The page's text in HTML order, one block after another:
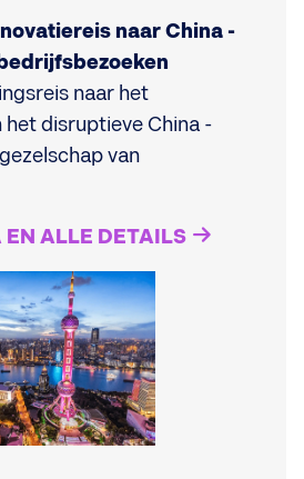
naar China -
naar het
disruptieve China -
van
EN ALLE DETAILS